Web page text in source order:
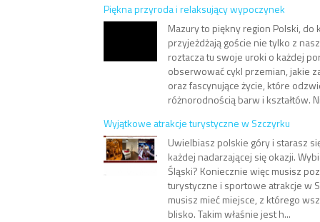
Piękna przyroda i relaksujący wypoczynek
Mazury to piękny region Polski, do
przyjeżdżają goście nie tylko z
roztacza tu swoje uroki o każdej
obserwować cykl przemian, jakie
oraz fascynujące życie, które
różnorodnością barw i kształtów.
Wyjątkowe atrakcje turystyczne w Szczyrku
Uwielbiasz polskie góry i starasz
każdej nadarzającej się okazji.
Śląski? Koniecznie więc musisz
turystyczne i sportowe atrakcje w
musisz mieć miejsce, z którego
blisko. Takim właśnie jest h...